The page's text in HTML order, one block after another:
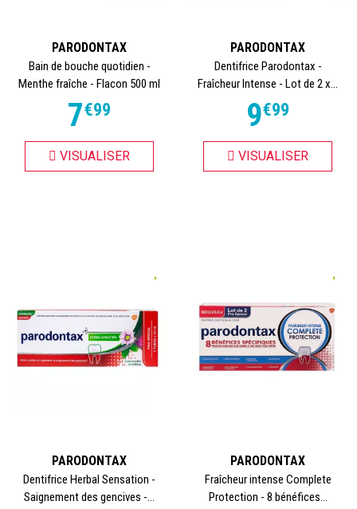
PARODONTAX
Bain de bouche quotidien -
Menthe fraîche - Flacon 500 ml
7€99
VISUALISER
PARODONTAX
Dentifrice Parodontax -
Fraîcheur Intense - Lot de 2 x...
9€99
VISUALISER
PARODONTAX
Dentifrice Herbal Sensation -
Saignement des gencives -...
PARODONTAX
Fraîcheur intense Complete
Protection - 8 bénéfices...